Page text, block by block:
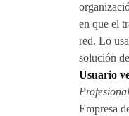
en que el
red. Lo
solución
Usuario
Empresa